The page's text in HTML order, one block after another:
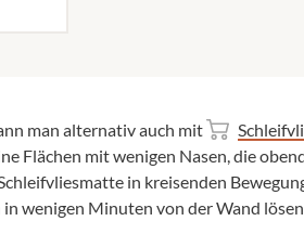
man alternativ auch mit
Flächen mit wenigen Nasen, die
in kreisenden
wenigen Minuten von der Wand